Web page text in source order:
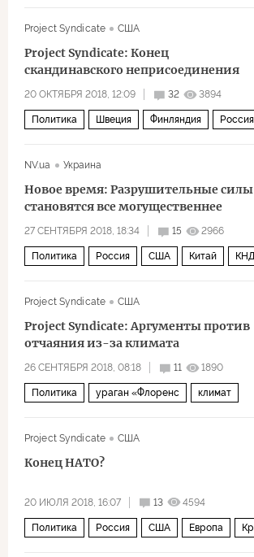
Project Syndicate
США
Project Syndicate: Конец
скандинавского неприсоединения
20 ОКТЯБРЯ 2018, 12:09 32 3894
Политика Швеция Финляндия Россия
холодная война
NV.ua Украина
Новое время: Разрушительные силы
становятся все могущественнее
27 СЕНТЯБРЯ 2018, 18:34 15 2966
Политика Россия США Китай
Project Syndicate США
Project Syndicate: Аргументы против
отчаяния из-за климата
26 СЕНТЯБРЯ 2018, 08:18 11 1890
Политика ураган «Флоренс климат
Project Syndicate
США
Конец НАТО?
20 ИЮЛЯ 2018, 16:07 13 4594
Политика Россия США Европа